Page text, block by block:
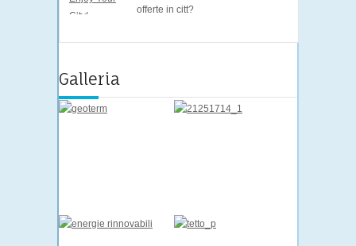
offerte in citt?
Galleria